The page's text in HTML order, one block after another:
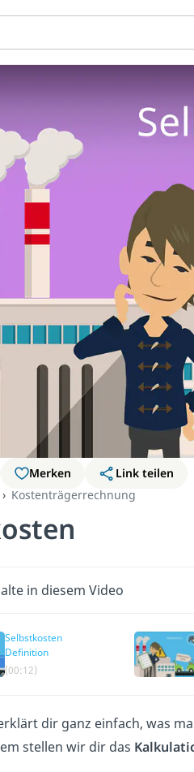
Merken
Link teilen
Kostenträgerrechnung
in diesem Video
Selbstkosten
Definition
(00:12)
dir ganz einfach, was
stellen wir dir das